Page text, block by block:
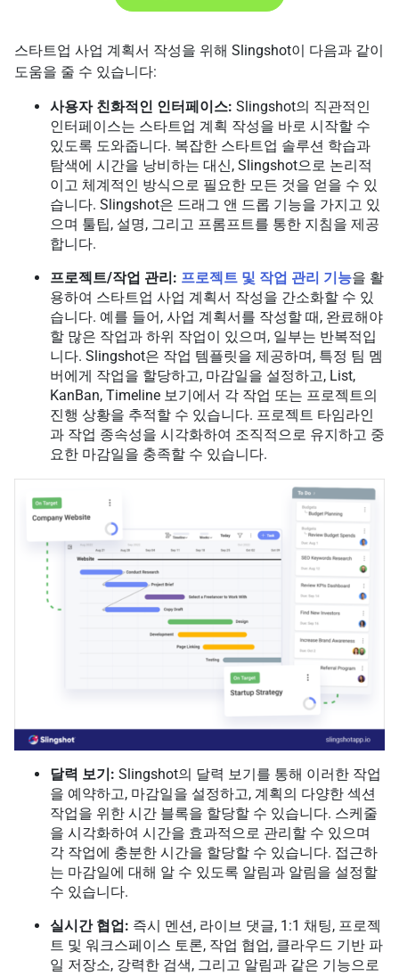
스타트업 사업 계획서 작성을 위해 Slingshot이 다음과 같이
도움을 줄 수 있습니다:
사용자 친화적인 인터페이스: Slingshot의 직관적인
인터페이스는 스타트업 계획 작성을 바로 시작할 수
있도록 도와줍니다. 복잡한 스타트업 솔루션 학습과
탐색에 시간을 낭비하는 대신, Slingshot으로 논리적
이고 체계적인 방식으로 필요한 모든 것을 얻을 수 있
습니다. Slingshot은 드래그 앤 드롭 기능을 가지고 있
으며 툴팁, 설명, 그리고 프롬프트를 통한 지침을 제공
합니다.
프로젝트/작업 관리: 프로젝트 및 작업 관리 기능을 활
용하여 스타트업 사업 계획서 작성을 간소화할 수 있
습니다. 예를 들어, 사업 계획서를 작성할 때, 완료해야
할 많은 작업과 하위 작업이 있으며, 일부는 반복적입
니다. Slingshot은 작업 템플릿을 제공하며, 특정 팀 멤
버에게 작업을 할당하고, 마감일을 설정하고, List,
KanBan, Timeline 보기에서 각 작업 또는 프로젝트의
진행 상황을 추적할 수 있습니다. 프로젝트 타임라인
과 작업 종속성을 시각화하여 조직적으로 유지하고 중
요한 마감일을 충족할 수 있습니다.
달력 보기: Slingshot의 달력 보기를 통해 이러한 작업
을 예약하고, 마감일을 설정하고, 계획의 다양한 섹션
작업을 위한 시간 블록을 할당할 수 있습니다. 스케줄
을 시각화하여 시간을 효과적으로 관리할 수 있으며
각 작업에 충분한 시간을 할당할 수 있습니다. 접근하
는 마감일에 대해 알 수 있도록 알림과 알림을 설정할
수 있습니다.
실시간 협업: 즉시 멘션, 라이브 댓글, 1:1 채팅, 프로젝
트 및 워크스페이스 토론, 작업 협업, 클라우드 기반 파
일 저장소, 강력한 검색, 그리고 알림과 같은 기능으로